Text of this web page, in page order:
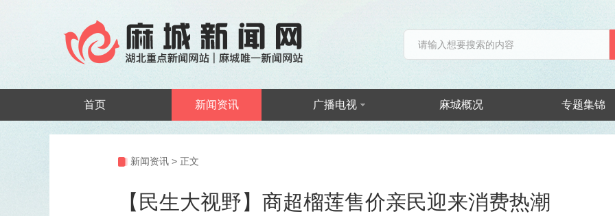
首页 新闻资讯 广播电视 麻城概况 专题集锦
新闻资讯 > 正文
【民生大视野】商超榴莲售价亲民迎来消费热潮